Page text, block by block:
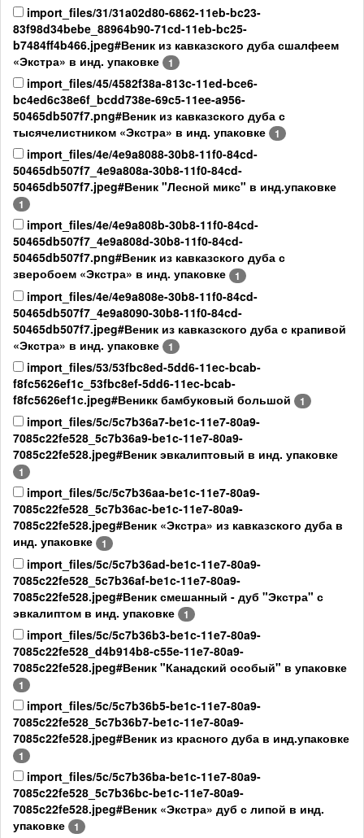
import_files/31/31a02d80-6862-11eb-bc23-
83f98d34bebe_88964b90-71cd-11eb-bc25-
b7484ff4b466.jpeg#Веник из кавказского дуба сшалфеем
«Экстра» в инд. упаковке
1
import_files/45/4582f38a-813c-11ed-bce6-
bc4ed6c38e6f_bcdd738e-69c5-11ee-a956-
50465db507f7.png#Веник из кавказского дуба с
тысячелистником «Экстра» в инд. упаковке
1
import_files/4e/4e9a8088-30b8-11f0-84cd-
50465db507f7_4e9a808a-30b8-11f0-84cd-
50465db507f7.jpeg#Веник "Лесной микс" в инд.упаковке
1
import_files/4e/4e9a808b-30b8-11f0-84cd-
50465db507f7_4e9a808d-30b8-11f0-84cd-
50465db507f7.png#Веник из кавказского дуба с
зверобоем «Экстра» в инд. упаковке
1
import_files/4e/4e9a808e-30b8-11f0-84cd-
50465db507f7_4e9a8090-30b8-11f0-84cd-
50465db507f7.jpeg#Веник из кавказского дуба с крапивой
«Экстра» в инд. упаковке
1
import_files/53/53fbc8ed-5dd6-11ec-bcab-
f8fc5626ef1c_53fbc8ef-5dd6-11ec-bcab-
f8fc5626ef1c.jpeg#Веникк бамбуковый большой
1
import_files/5c/5c7b36a7-be1c-11e7-80a9-
7085c22fe528_5c7b36a9-be1c-11e7-80a9-
7085c22fe528.jpeg#Веник эвкалиптовый в инд. упаковке
1
import_files/5c/5c7b36aa-be1c-11e7-80a9-
7085c22fe528_5c7b36ac-be1c-11e7-80a9-
7085c22fe528.jpeg#Веник «Экстра» из кавказского дуба в
инд. упаковке
1
import_files/5c/5c7b36ad-be1c-11e7-80a9-
7085c22fe528_5c7b36af-be1c-11e7-80a9-
7085c22fe528.jpeg#Веник смешанный - дуб "Экстра" с
эвкалиптом в инд. упаковке
1
import_files/5c/5c7b36b3-be1c-11e7-80a9-
7085c22fe528_d4b914b8-c55e-11e7-80a9-
7085c22fe528.jpeg#Веник "Канадский особый" в упаковке
1
import_files/5c/5c7b36b5-be1c-11e7-80a9-
7085c22fe528_5c7b36b7-be1c-11e7-80a9-
7085c22fe528.jpeg#Веник из красного дуба в инд.упаковке
1
import_files/5c/5c7b36ba-be1c-11e7-80a9-
7085c22fe528_5c7b36bc-be1c-11e7-80a9-
7085c22fe528.jpeg#Веник «Экстра» дуб с липой в инд.
упаковке
1